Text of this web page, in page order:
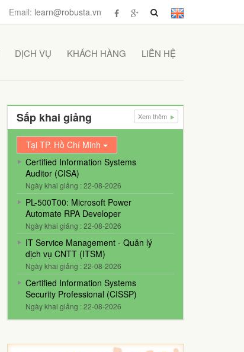
Email: learn@robusta.vn
DỊCH VỤ KHÁCH HÀNG LIÊN HỆ
Sắp khai giảng Xem thêm
Tại TP. Hồ Chí Minh
Certified Information Systems
Auditor (CISA)
Ngày khai giảng : 22-08-2026
PL-500T00: Microsoft Power
Automate RPA Developer
Ngày khai giảng : 22-08-2026
IT Service Management - Quản lý
dịch vụ CNTT (ITSM)
Ngày khai giảng : 22-08-2026
Certified Information Systems
Security Professional (CISSP)
Ngày khai giảng : 22-08-2026